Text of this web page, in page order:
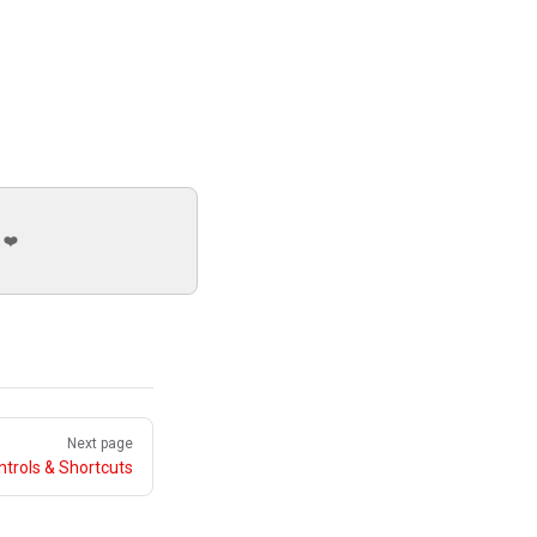
❤️
Next page
& Shortcuts